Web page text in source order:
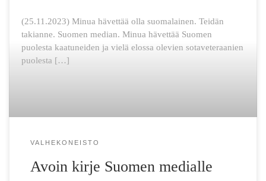
(25.11.2023) Minua hävettää olla suomalainen. Teidän
takianne. Suomen median. Minua hävettää Suomen
puolesta kaatuneiden ja vielä elossa olevien sotaveteraanien
puolesta […]
VALHEKONEISTO
Avoin kirje Suomen medialle